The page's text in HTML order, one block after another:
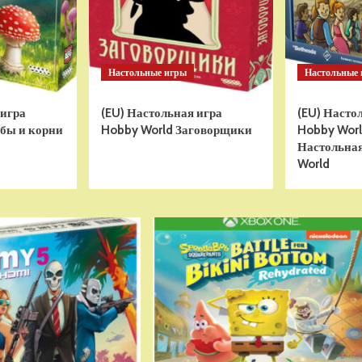
и корни
Настольные игры
(EU) Настольная игра
Hobby World Заговорщики
Настольные
(EU)
Hobby
World